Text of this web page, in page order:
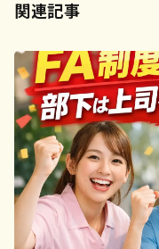
関連記事